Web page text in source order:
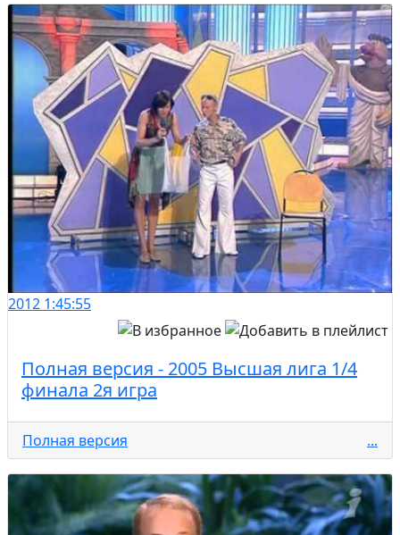
2012 1:45:55
Полная версия - 2005 Высшая лига 1/4
финала 2я игра
Полная версия ...